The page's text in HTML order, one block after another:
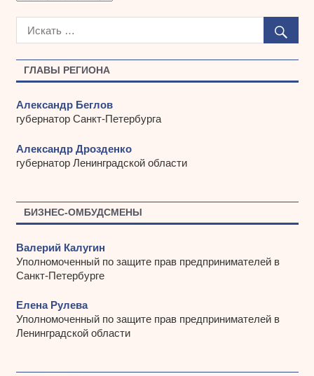
ГЛАВЫ РЕГИОНА
Александр Беглов
губернатор Санкт-Петербурга
Александр Дрозденко
губернатор Ленинградской области
БИЗНЕС-ОМБУДСМЕНЫ
Валерий Калугин
Уполномоченный по защите прав предпринимателей в
Санкт-Петербурге
Елена Рулева
Уполномоченный по защите прав предпринимателей в
Ленинградской области
х
ы